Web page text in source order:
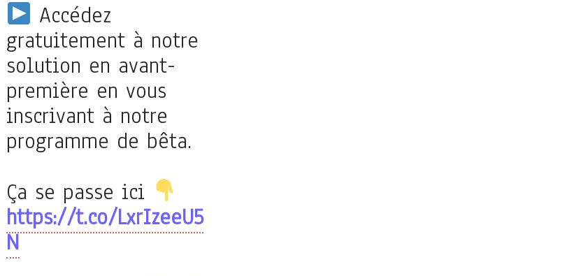
Accédez
gratuitement à notre
solution en avant-
première en vous
inscrivant à notre
programme de bêta.
Ça se passe ici
https://t.co/LxrIzeeU5
N